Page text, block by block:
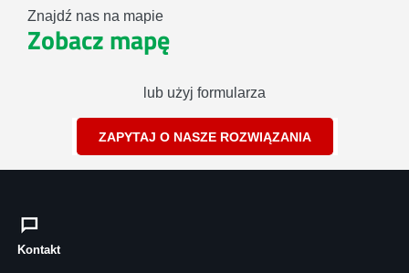
Znajdź nas na mapie
Zobacz mapę
lub użyj formularza
ZAPYTAJ O NASZE ROZWIĄZANIA
Kontakt